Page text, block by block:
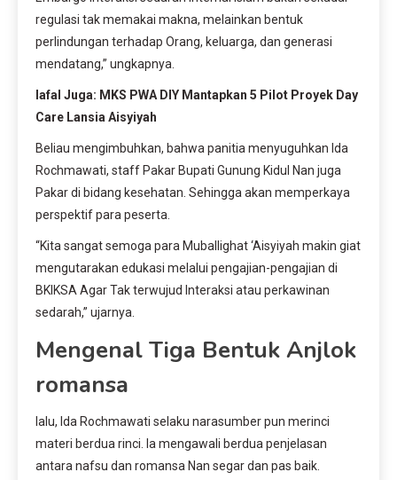
regulasi tak memakai makna, melainkan bentuk
perlindungan terhadap Orang, keluarga, dan generasi
mendatang,” ungkapnya.
lafal Juga: MKS PWA DIY Mantapkan 5 Pilot Proyek Day
Care Lansia Aisyiyah
Beliau mengimbuhkan, bahwa panitia menyuguhkan Ida
Rochmawati, staff Pakar Bupati Gunung Kidul Nan juga
Pakar di bidang kesehatan. Sehingga akan memperkaya
perspektif para peserta.
“Kita sangat semoga para Muballighat ‘Aisyiyah makin giat
mengutarakan edukasi melalui pengajian-pengajian di
BKIKSA Agar Tak terwujud Interaksi atau perkawinan
sedarah,” ujarnya.
Mengenal Tiga Bentuk Anjlok
romansa
lalu, Ida Rochmawati selaku narasumber pun merinci
materi berdua rinci. Ia mengawali berdua penjelasan
antara nafsu dan romansa Nan segar dan pas baik.